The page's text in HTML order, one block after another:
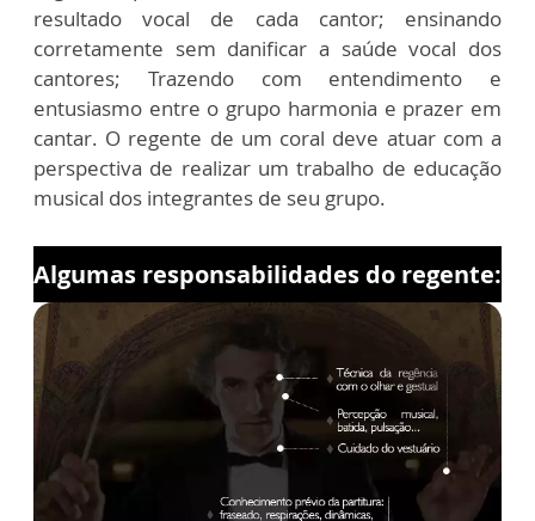
resultado vocal de cada cantor; ensinando
corretamente sem danificar a saúde vocal dos
cantores; Trazendo com entendimento e
entusiasmo entre o grupo harmonia e prazer em
cantar. O regente de um coral deve atuar com a
perspectiva de realizar um trabalho de educação
musical dos integrantes de seu grupo.
Algumas responsabilidades do regente: